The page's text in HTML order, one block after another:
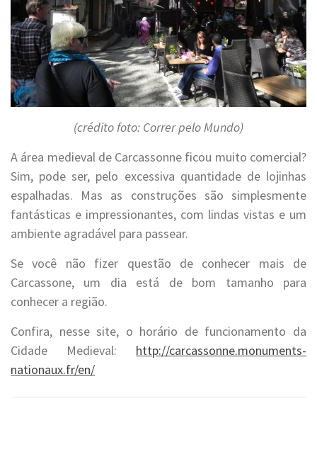
(crédito foto: Correr pelo Mundo)
A área medieval de Carcassonne ficou muito comercial?
Sim, pode ser, pelo excessiva quantidade de lojinhas
espalhadas. Mas as construções são simplesmente
fantásticas e impressionantes, com lindas vistas e um
ambiente agradável para passear.
Se você não fizer questão de conhecer mais de
Carcassone, um dia está de bom tamanho para
conhecer a região.
Confira, nesse site, o horário de funcionamento da
Cidade Medieval: http://carcassonne.monuments-
nationaux.fr/en/